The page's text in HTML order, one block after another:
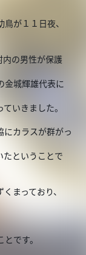
が１１日夜、
内の男性が保護
金城輝雄代表に
いきました。
にカラスが群がっ
たということで
まっており、
です。